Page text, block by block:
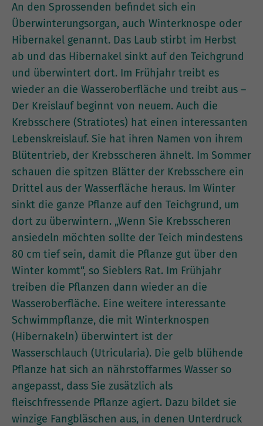
An den Sprossenden befindet sich ein
Überwinterungsorgan, auch Winterknospe oder
Hibernakel genannt. Das Laub stirbt im Herbst
ab und das Hibernakel sinkt auf den Teichgrund
und überwintert dort. Im Frühjahr treibt es
wieder an die Wasseroberfläche und treibt aus –
Der Kreislauf beginnt von neuem. Auch die
Krebsschere (Stratiotes) hat einen interessanten
Lebenskreislauf. Sie hat ihren Namen von ihrem
Blütentrieb, der Krebsscheren ähnelt. Im Sommer
schauen die spitzen Blätter der Krebsschere ein
Drittel aus der Wasserfläche heraus. Im Winter
sinkt die ganze Pflanze auf den Teichgrund, um
dort zu überwintern. „Wenn Sie Krebsscheren
ansiedeln möchten sollte der Teich mindestens
80 cm tief sein, damit die Pflanze gut über den
Winter kommt“, so Sieblers Rat. Im Frühjahr
treiben die Pflanzen dann wieder an die
Wasseroberfläche. Eine weitere interessante
Schwimmpflanze, die mit Winterknospen
(Hibernakeln) überwintert ist der
Wasserschlauch (Utricularia). Die gelb blühende
Pflanze hat sich an nährstoffarmes Wasser so
angepasst, dass Sie zusätzlich als
fleischfressende Pflanze agiert. Dazu bildet sie
winzige Fangbläschen aus, in denen Unterdruck